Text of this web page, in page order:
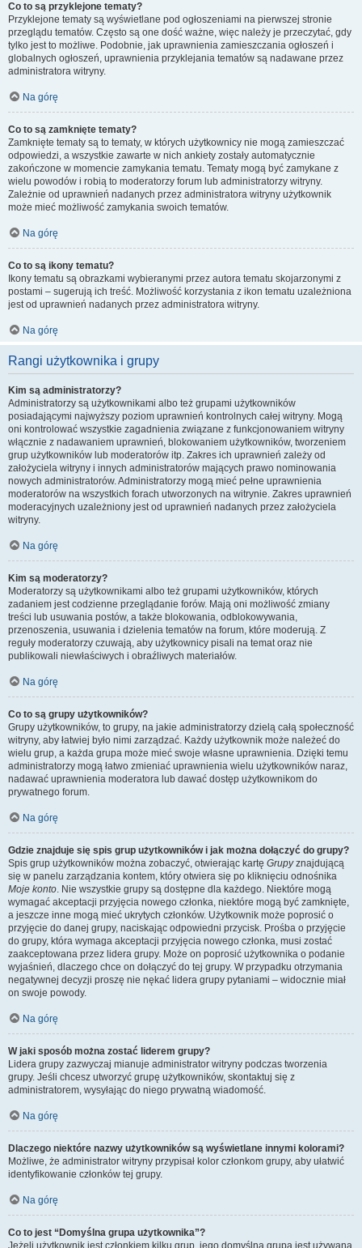
Co to są przyklejone tematy?
Przyklejone tematy są wyświetlane pod ogłoszeniami na pierwszej stronie
przeglądu tematów. Często są one dość ważne, więc należy je przeczytać, gdy
tylko jest to możliwe. Podobnie, jak uprawnienia zamieszczania ogłoszeń i
globalnych ogłoszeń, uprawnienia przyklejania tematów są nadawane przez
administratora witryny.
Na górę
Co to są zamknięte tematy?
Zamknięte tematy są to tematy, w których użytkownicy nie mogą zamieszczać
odpowiedzi, a wszystkie zawarte w nich ankiety zostały automatycznie
zakończone w momencie zamykania tematu. Tematy mogą być zamykane z
wielu powodów i robią to moderatorzy forum lub administratorzy witryny.
Zależnie od uprawnień nadanych przez administratora witryny użytkownik
może mieć możliwość zamykania swoich tematów.
Na górę
Co to są ikony tematu?
Ikony tematu są obrazkami wybieranymi przez autora tematu skojarzonymi z
postami – sugerują ich treść. Możliwość korzystania z ikon tematu uzależniona
jest od uprawnień nadanych przez administratora witryny.
Na górę
Rangi użytkownika i grupy
Kim są administratorzy?
Administratorzy są użytkownikami albo też grupami użytkowników
posiadającymi najwyższy poziom uprawnień kontrolnych całej witryny. Mogą
oni kontrolować wszystkie zagadnienia związane z funkcjonowaniem witryny
włącznie z nadawaniem uprawnień, blokowaniem użytkowników, tworzeniem
grup użytkowników lub moderatorów itp. Zakres ich uprawnień zależy od
założyciela witryny i innych administratorów mających prawo nominowania
nowych administratorów. Administratorzy mogą mieć pełne uprawnienia
moderatorów na wszystkich forach utworzonych na witrynie. Zakres uprawnień
moderacyjnych uzależniony jest od uprawnień nadanych przez założyciela
witryny.
Na górę
Kim są moderatorzy?
Moderatorzy są użytkownikami albo też grupami użytkowników, których
zadaniem jest codzienne przeglądanie forów. Mają oni możliwość zmiany
treści lub usuwania postów, a także blokowania, odblokowywania,
przenoszenia, usuwania i dzielenia tematów na forum, które moderują. Z
reguły moderatorzy czuwają, aby użytkownicy pisali na temat oraz nie
publikowali niewłaściwych i obraźliwych materiałów.
Na górę
Co to są grupy użytkowników?
Grupy użytkowników, to grupy, na jakie administratorzy dzielą całą społeczność
witryny, aby łatwiej było nimi zarządzać. Każdy użytkownik może należeć do
wielu grup, a każda grupa może mieć swoje własne uprawnienia. Dzięki temu
administratorzy mogą łatwo zmieniać uprawnienia wielu użytkowników naraz,
nadawać uprawnienia moderatora lub dawać dostęp użytkownikom do
prywatnego forum.
Na górę
Gdzie znajduje się spis grup użytkowników i jak można dołączyć do grupy?
Spis grup użytkowników można zobaczyć, otwierając kartę Grupyznajdującą
się w panelu zarządzania kontem, który otwiera się po kliknięciu odnośnika
Moje konto. Nie wszystkie grupy są dostępne dla każdego. Niektóre mogą
wymagać akceptacji przyjęcia nowego członka, niektóre mogą być zamknięte,
a jeszcze inne mogą mieć ukrytych członków. Użytkownik może poprosić o
przyjęcie do danej grupy, naciskając odpowiedni przycisk. Prośba o przyjęcie
do grupy, która wymaga akceptacji przyjęcia nowego członka, musi zostać
zaakceptowana przez lidera grupy. Może on poprosić użytkownika o podanie
wyjaśnień, dlaczego chce on dołączyć do tej grupy. W przypadku otrzymania
negatywnej decyzji proszę nie nękać lidera grupy pytaniami – widocznie miał
on swoje powody.
Na górę
W jaki sposób można zostać liderem grupy?
Lidera grupy zazwyczaj mianuje administrator witryny podczas tworzenia
grupy. Jeśli chcesz utworzyć grupę użytkowników, skontaktuj się z
administratorem, wysyłając do niego prywatną wiadomość.
Na górę
Dlaczego niektóre nazwy użytkowników są wyświetlane innymi kolorami?
Możliwe, że administrator witryny przypisał kolor członkom grupy, aby ułatwić
identyfikowanie członków tej grupy.
Na górę
Co to jest “Domyślna grupa użytkownika”?
Jeżeli użytkownik jest członkiem kilku grup, jego domyślna grupa jest używana